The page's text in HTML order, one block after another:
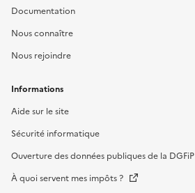
Documentation
Nous connaître
Nous rejoindre
Informations
Aide sur le site
Sécurité informatique
Ouverture des données publiques de la DGFiP
À quoi servent mes impôts ?